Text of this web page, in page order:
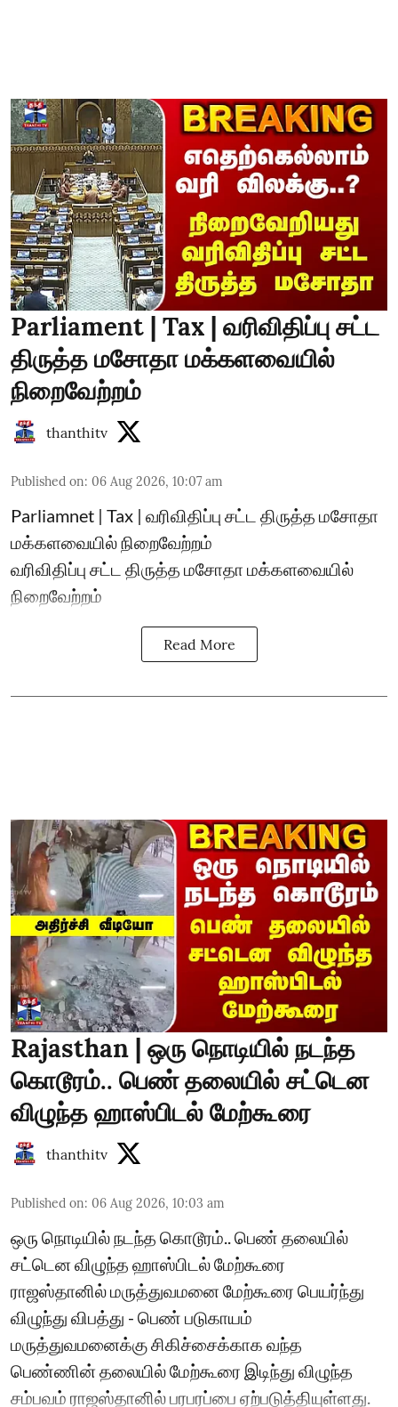
Parliament | Tax | வரிவிதிப்பு சட்ட
திருத்த மசோதா மக்களவையில்
நிறைவேற்றம்
thanthitv
Published on: 06 Aug 2026, 10:07 am
Parliamnet | Tax | வரிவிதிப்பு சட்ட திருத்த மசோதா
மக்களவையில் நிறைவேற்றம்
வரிவிதிப்பு சட்ட திருத்த மசோதா மக்களவையில்
நிறைவேற்றம்
Read More
Rajasthan | ஒரு நொடியில் நடந்த
கொடூரம்.. பெண் தலையில் சட்டென
விழுந்த ஹாஸ்பிடல் மேற்கூரை
thanthitv
Published on: 06 Aug 2026, 10:03 am
ஒரு நொடியில் நடந்த கொடூரம்.. பெண் தலையில்
சட்டென விழுந்த ஹாஸ்பிடல் மேற்கூரை
ராஜஸ்தானில் மருத்துவமனை மேற்கூரை பெயர்ந்து
விழுந்து விபத்து - பெண் படுகாயம்
மருத்துவமனைக்கு சிகிச்சைக்காக வந்த
பெண்ணின் தலையில் மேற்கூரை இடிந்து விழுந்த
சம்பவம் ராஜஸ்தானில் பரபரப்பை ஏற்படுத்தியுள்ளது.